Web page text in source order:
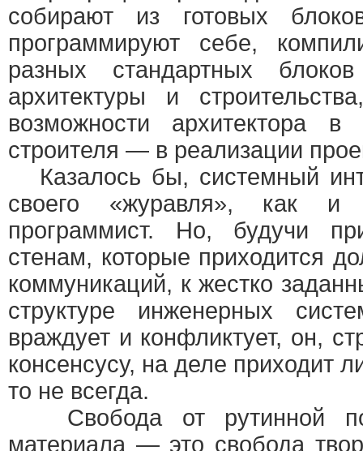
собирают из готовых
программируют себе,
разных стандартных
архитектуры и
возможности архитектора
строителя — в реализации
Казалось бы, системный
своего «журавля», как и
программист. Но, будучи
стенам, которые приходится
коммуникаций, к жестко
структуре инженерных
враждует и конфликтует, он,
консенсусу, на деле приходит
то не всегда.
Свобода от рутинной
материала — это свобода